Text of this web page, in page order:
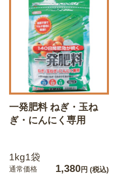
一発肥料 ねぎ・玉ね
ぎ・にんにく専用
1kg1袋
通常価格 1,380円 (税込)